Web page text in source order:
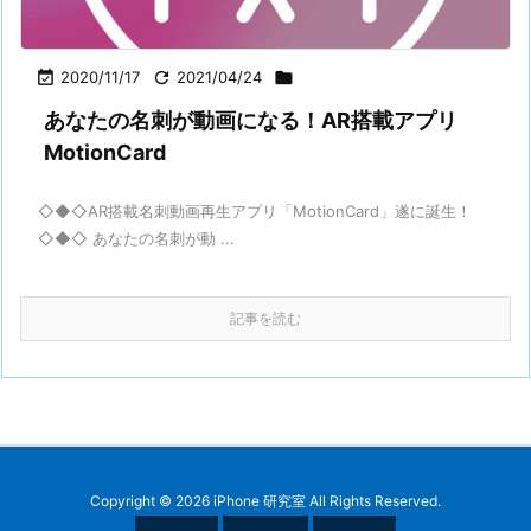
 2020/11/17  2021/04/24 
あなたの名刺が動画になる！AR搭載アプリ
MotionCard
◇◆◇AR搭載名刺動画再生アプリ「MotionCard」遂に誕生！
◇◆◇ あなたの名刺が動 ...
記事を読む
Copyright © 2026 iPhone 研究室 All Rights Reserved.